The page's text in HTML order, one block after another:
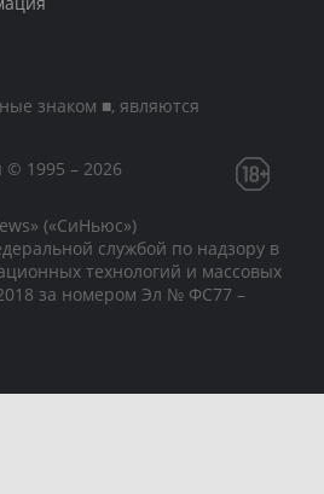
знаком ■, являются
1995 – 2026
(«СиНьюс»)
службой по надзору в
технологий и массовых
за номером Эл № ФС77 –